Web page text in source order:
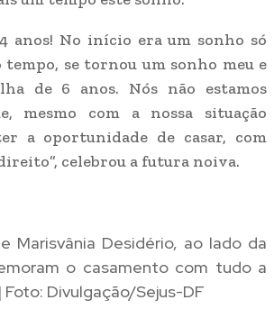
anos! No início era um sonho só
tempo, se tornou um sonho meu e
de 6 anos. Nós não estamos
mesmo com a nossa situação
a oportunidade de casar, com
celebrou a futura noiva.
Marisvânia Desidério, ao lado da
o casamento com tudo a
Divulgação/Sejus-DF